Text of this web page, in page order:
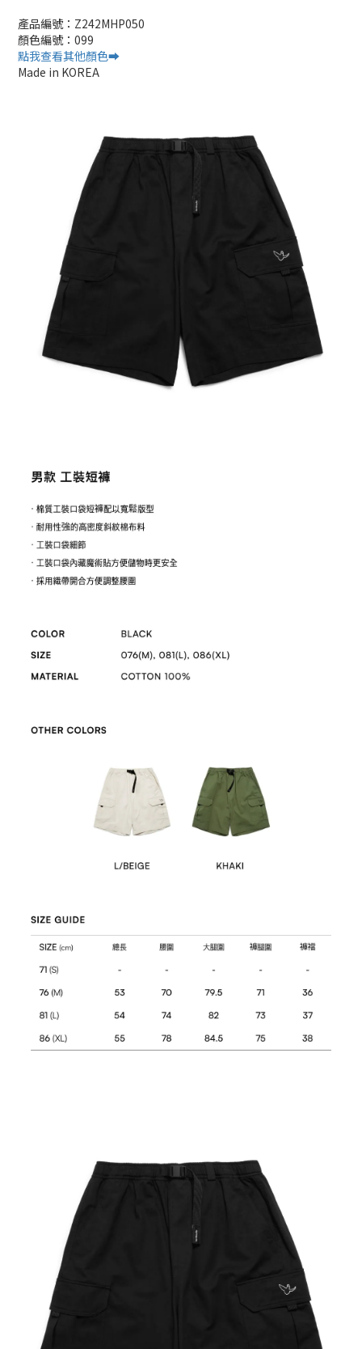
產品編號：Z242MHP050
顏色編號：099
點我查看其他顏色➡️
Made in KOREA